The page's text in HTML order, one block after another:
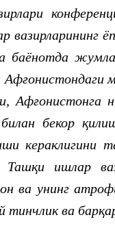
вазирларининг
баёнотда
Афғонистонга
билан бекор
кераклигини
ишлар
ва унинг
ва